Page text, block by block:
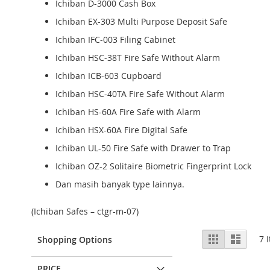
Ichiban D-3000 Cash Box
Ichiban EX-303 Multi Purpose Deposit Safe
Ichiban IFC-003 Filing Cabinet
Ichiban HSC-38T Fire Safe Without Alarm
Ichiban ICB-603 Cupboard
Ichiban HSC-40TA Fire Safe Without Alarm
Ichiban HS-60A Fire Safe with Alarm
Ichiban HSX-60A Fire Digital Safe
Ichiban UL-50 Fire Safe with Drawer to Trap
Ichiban OZ-2 Solitaire Biometric Fingerprint Lock
Dan masih banyak type lainnya.
(Ichiban Safes – ctgr-m-07)
View
as
Grid List 7
Shopping Options